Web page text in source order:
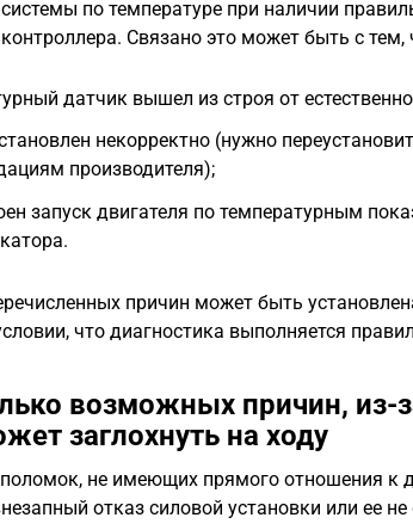
по температуре при наличии
Связано это может быть с тем,
датчик вышел из строя от
некорректно (нужно
производителя);
запуск двигателя по температурным
причин может быть
что диагностика выполняется
возможных причин, из-
заглохнуть на ходу
не имеющих прямого отношения к
отказ силовой установки или ее